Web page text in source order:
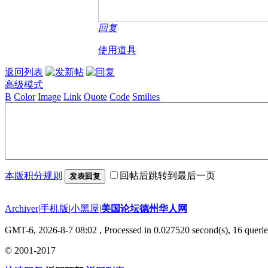
回复
使用道具
返回列表
高级模式
B Color Image Link Quote Code Smilies
本版积分规则 发表回复 回帖后跳转到最后一页
Archiver|手机版|小黑屋|美国论坛德州华人网
GMT-6, 2026-8-7 08:02 , Processed in 0.027520 second(s), 16
© 2001-2017